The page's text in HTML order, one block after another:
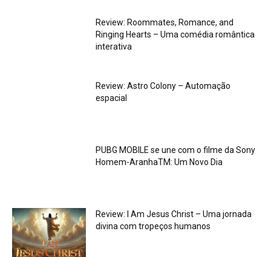
Review: Roommates, Romance, and
Ringing Hearts – Uma comédia romântica
interativa
Review: Astro Colony – Automação
espacial
PUBG MOBILE se une com o filme da Sony
Homem-AranhaTM: Um Novo Dia
Review: I Am Jesus Christ – Uma jornada
divina com tropeços humanos